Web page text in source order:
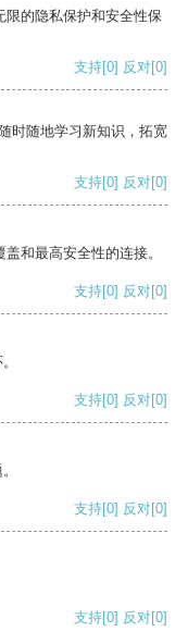
限的隐私保护和安全性保
支持[0] 反对[0]
时随地学习新知识，拓宽
支持[0] 反对[0]
和最高安全性的连接。
支持[0] 反对[0]
支持[0] 反对[0]
支持[0] 反对[0]
支持[0] 反对[0]